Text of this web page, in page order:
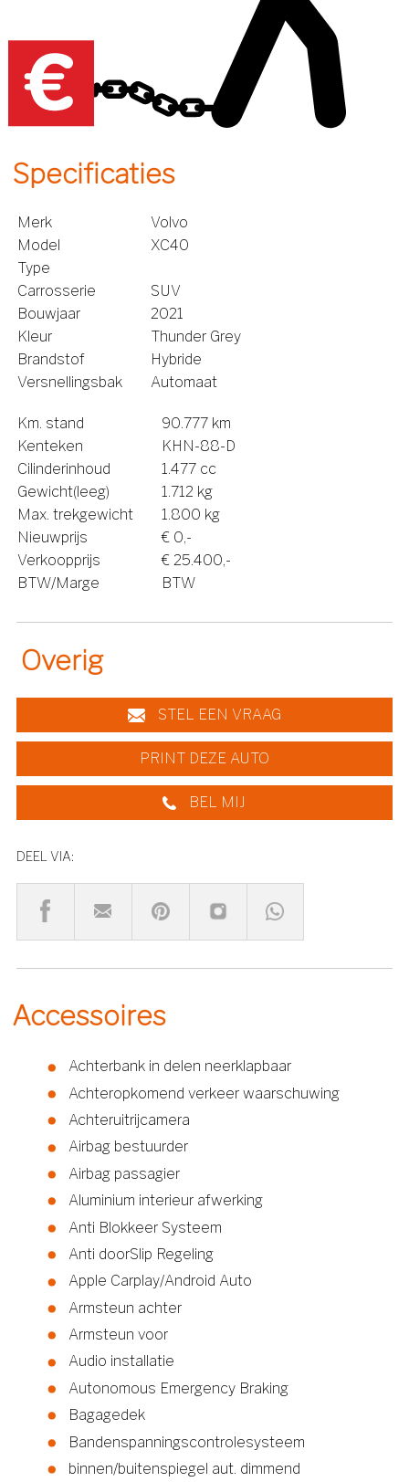
Specificaties
Merk
Volvo
Model
XC40
Type
Carrosserie
SUV
Bouwjaar
2021
Kleur
Thunder Grey
Brandstof
Hybride
Versnellingsbak
Automaat
Km. stand
90.777 km
Kenteken
KHN-88-D
Cilinderinhoud
1.477 cc
Gewicht(leeg)
1.712 kg
Max. trekgewicht
1.800 kg
Nieuwprijs
€ 0,-
Verkoopprijs
€ 25.400,-
BTW/Marge
BTW
Overig
STEL EEN VRAAG
PRINT DEZE AUTO
BEL MIJ
DEEL VIA:
Accessoires
Achterbank in delen neerklapbaar
Achteropkomend verkeer waarschuwing
Achteruitrijcamera
Airbag bestuurder
Airbag passagier
Aluminium interieur afwerking
Anti Blokkeer Systeem
Anti doorSlip Regeling
Apple Carplay/Android Auto
Armsteun achter
Armsteun voor
Audio installatie
Autonomous Emergency Braking
Bagagedek
Bandenspanningscontrolesysteem
binnen/buitenspiegel aut. dimmend